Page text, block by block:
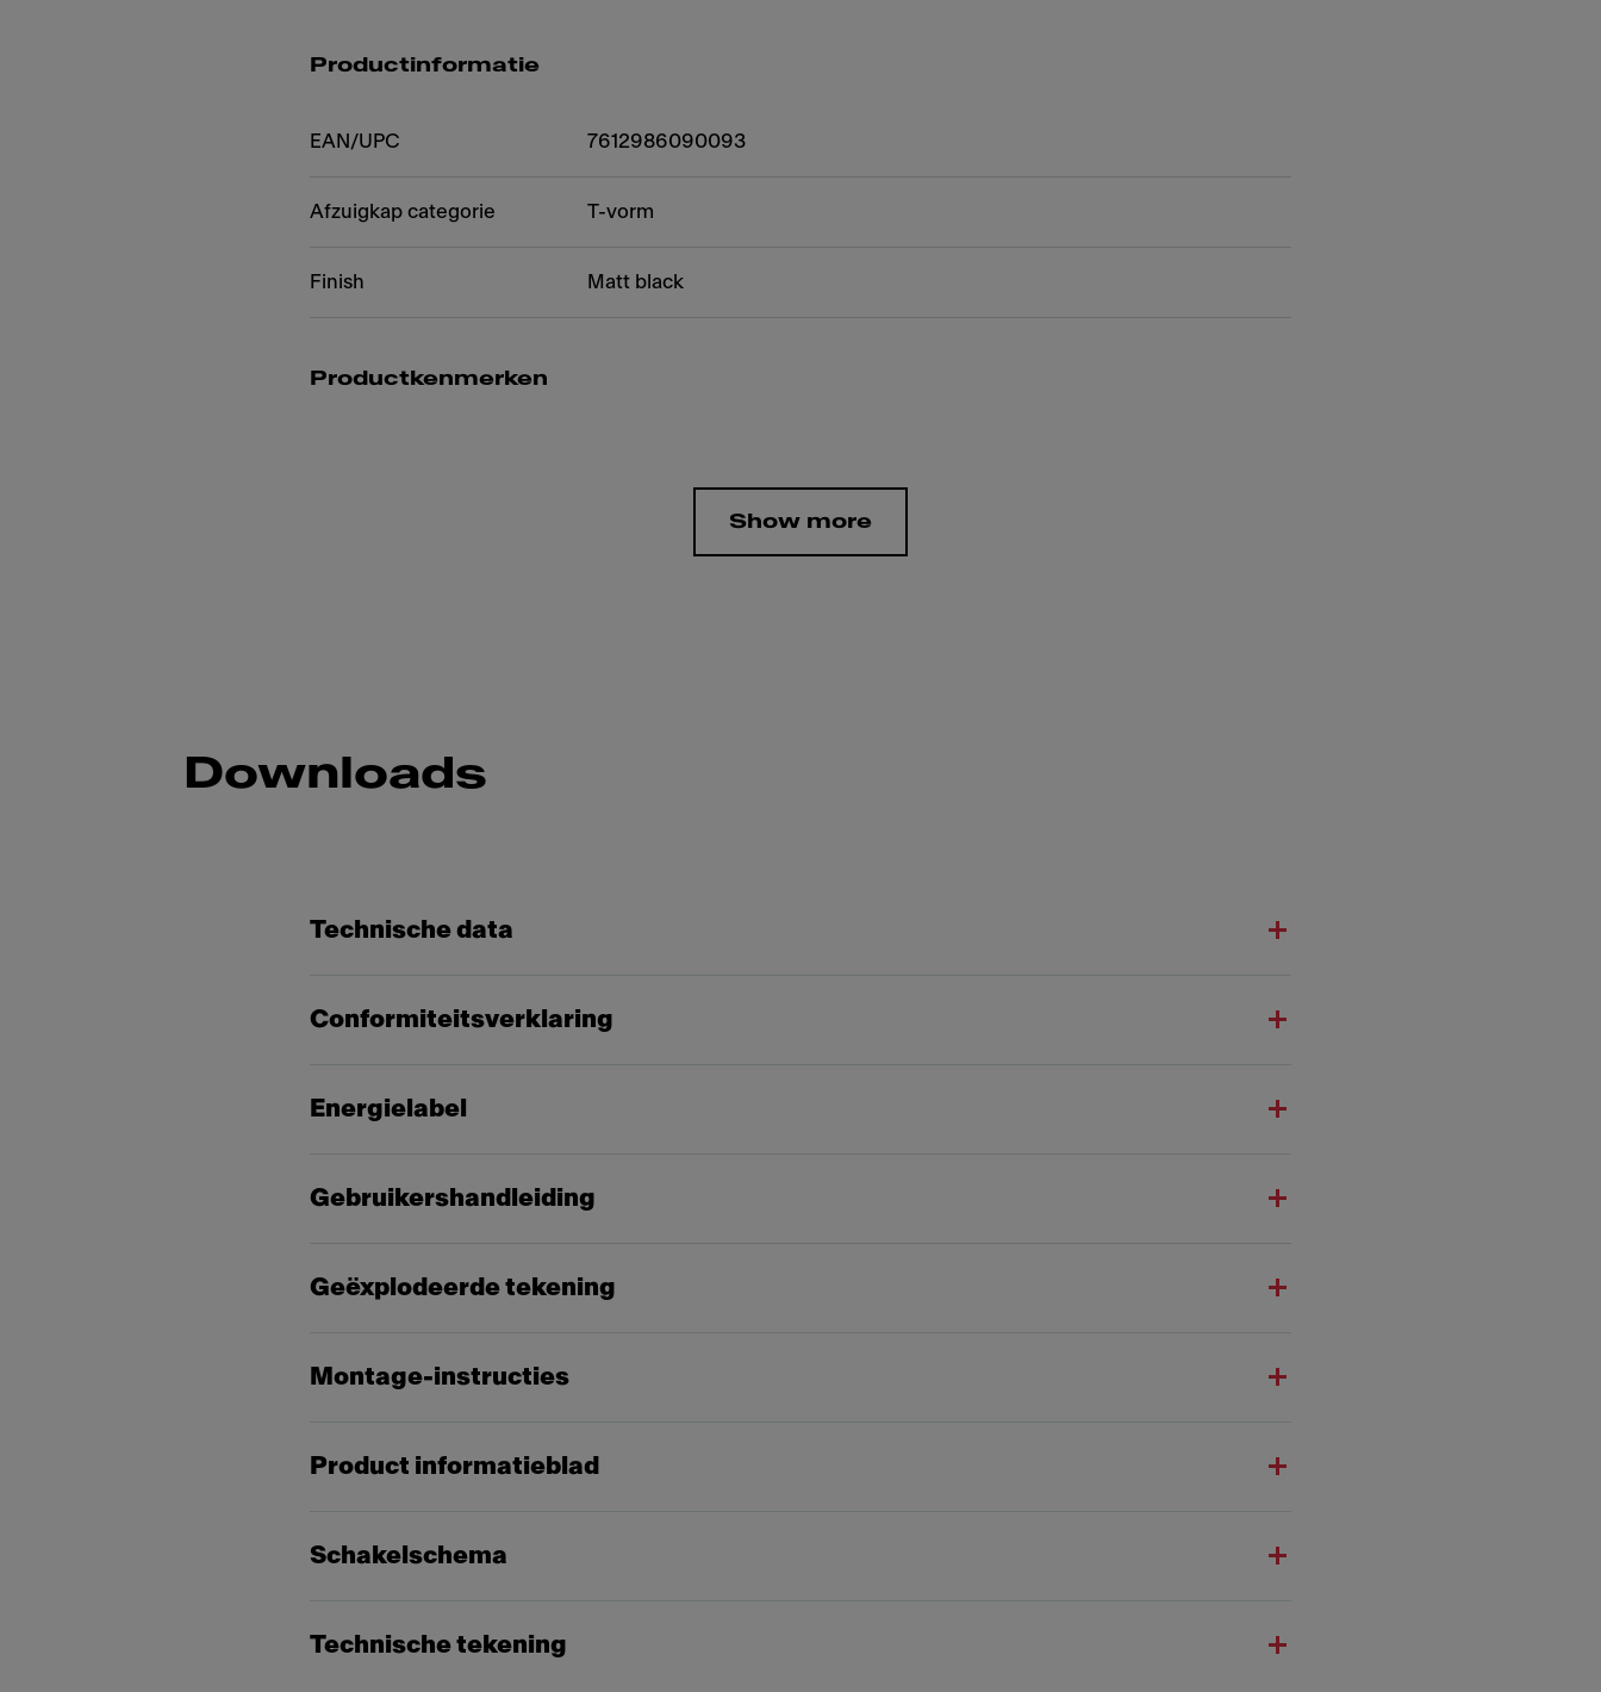
Productinformatie
EAN/UPC 7612986090093
Afzuigkap categorie T-vorm
Finish Matt black
Productkenmerken
Show more
Downloads
Technische data
Conformiteitsverklaring
Energielabel
Gebruikershandleiding
Geëxplodeerde tekening
Montage-instructies
Product informatieblad
Schakelschema
Technische tekening